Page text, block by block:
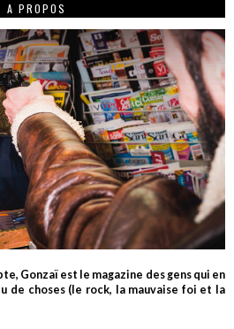
A PROPOS
Gonzaï est le magazine des gens qui en
de choses (le rock, la mauvaise foi et la